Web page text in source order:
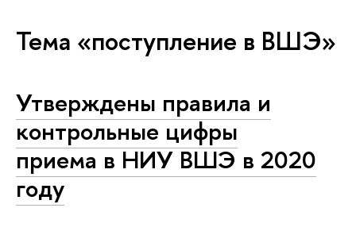
Тема «поступление в ВШЭ»
Утверждены правила и
контрольные цифры
приема в НИУ ВШЭ в 2020
году